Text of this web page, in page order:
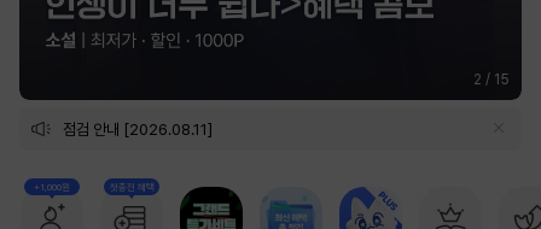
2 / 15
점검 안내 [2026.08.11]
+1,000원 첫충전 혜택